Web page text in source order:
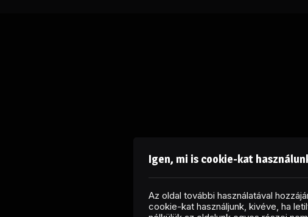
Igen, mi is cookie-kat
Az oldal további használatával
cookie-kat használjunk, kivéve, ha